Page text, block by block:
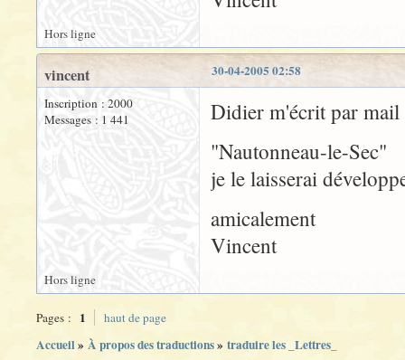
Hors ligne
30-04-2005 02:58
vincent
Inscription : 2000
Messages : 1 441
Didier m'écrit par mail
"Nautonneau-le-Sec"
je le laisserai
amicalement
Vincent
Hors ligne
Pages : 1 haut de page
Accueil» À propos des traductions» traduire les _Lettres_